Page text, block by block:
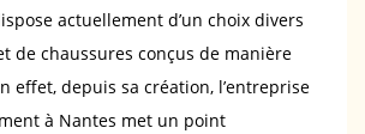
actuellement d’un choix divers
de chaussures conçus de manière
effet, depuis sa création, l’entreprise
à Nantes met un point